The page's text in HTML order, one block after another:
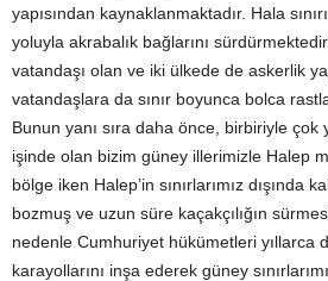
yapısından kaynaklanmaktadır. Hala
yoluyla akrabalık bağlarını
vatandaşı olan ve iki ülkede de askerlik
vatandaşlara da sınır boyunca bolca
Bunun yanı sıra daha önce, birbiriyle çok
işinde olan bizim güney illerimizle Halep
bölge iken Halep’in sınırlarımız dışında
bozmuş ve uzun süre kaçakçılığın
nedenle Cumhuriyet hükümetleri yıllarca
karayollarını inşa ederek güney